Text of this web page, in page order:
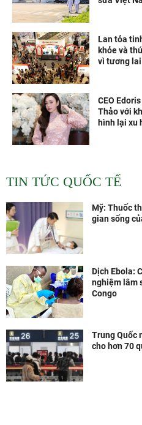
Lan tỏa
khỏe và
vì tương
CEO
Thảo với
hình lại xu
theo công
sẽ được
phẩm
TIN TỨC QUỐC TẾ
Mỹ: Thuốc
gian sống
Dịch Ebola:
nghiệm lâm
Congo
Trung Quốc
cho hơn 70